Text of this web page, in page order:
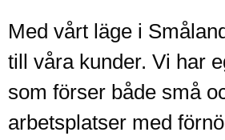
Med vårt läge i
till våra kunder. Vi har
som förser både små
arbetsplatser med